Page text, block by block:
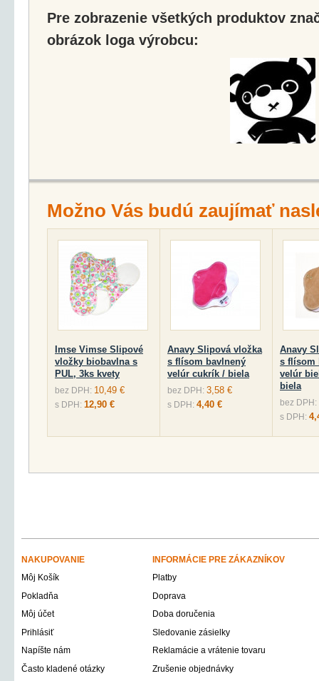
Pre zobrazenie všetkých produktov
obrázok loga výrobcu:
Možno Vás budú zaujímať
Imse Vimse Slipové
vložky biobavlna s
PUL, 3ks kvety
bez DPH: 10,49 €
s DPH: 12,90 €
Anavy Slipová vložka
s flísom bavlnený
velúr cukrík / biela
bez DPH: 3,58 €
s DPH: 4,40 €
Anavy
s flísom
velúr
biela
bez DPH:
s DPH:
NAKUPOVANIE
INFORMÁCIE PRE ZÁKAZNÍKOV
Môj Košík
Platby
Pokladňa
Doprava
Môj účet
Doba doručenia
Prihlásiť
Sledovanie zásielky
Napíšte nám
Reklamácie a vrátenie tovaru
Často kladené otázky
Zrušenie objednávky